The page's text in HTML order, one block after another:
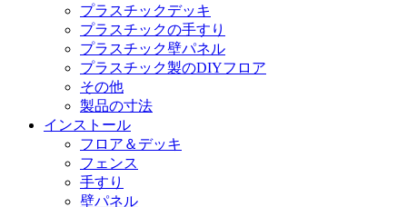
プラスチックデッキ
プラスチックの手すり
プラスチック壁パネル
プラスチック製のDIYフロア
その他
製品の寸法
インストール
フロア＆デッキ
フェンス
手すり
壁パネル